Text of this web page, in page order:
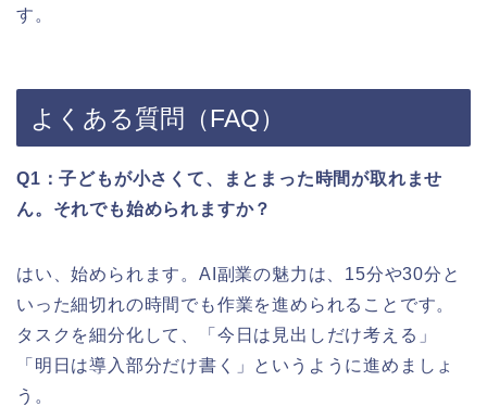
す。
よくある質問（FAQ）
Q1：子どもが小さくて、まとまった時間が取れませ
ん。それでも始められますか？
はい、始められます。AI副業の魅力は、15分や30分と
いった細切れの時間でも作業を進められることです。
タスクを細分化して、「今日は見出しだけ考える」
「明日は導入部分だけ書く」というように進めましょ
う。